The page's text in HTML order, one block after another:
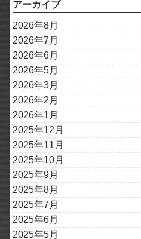
アーカイブ
2026年8月
2026年7月
2026年6月
2026年5月
2026年3月
2026年2月
2026年1月
2025年12月
2025年11月
2025年10月
2025年9月
2025年8月
2025年7月
2025年6月
2025年5月